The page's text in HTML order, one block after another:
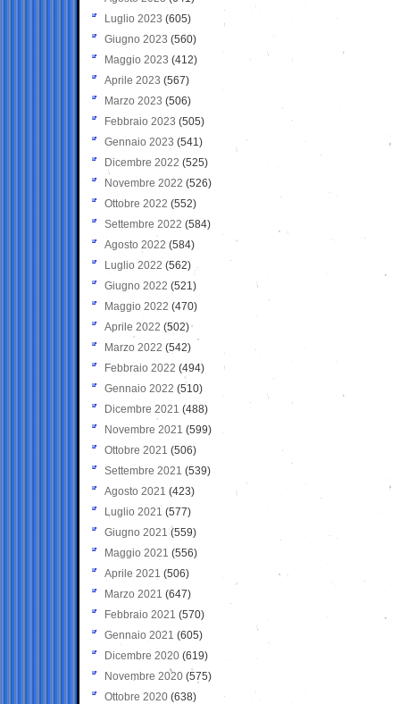
Luglio 2023 (605)
Giugno 2023 (560)
Maggio 2023 (412)
Aprile 2023 (567)
Marzo 2023 (506)
Febbraio 2023 (505)
Gennaio 2023 (541)
Dicembre 2022 (525)
Novembre 2022 (526)
Ottobre 2022 (552)
Settembre 2022 (584)
Agosto 2022 (584)
Luglio 2022 (562)
Giugno 2022 (521)
Maggio 2022 (470)
Aprile 2022 (502)
Marzo 2022 (542)
Febbraio 2022 (494)
Gennaio 2022 (510)
Dicembre 2021 (488)
Novembre 2021 (599)
Ottobre 2021 (506)
Settembre 2021 (539)
Agosto 2021 (423)
Luglio 2021 (577)
Giugno 2021(559)
Maggio 2021 (556)
Aprile 2021 (506)
Marzo 2021 (647)
Febbraio 2021 (570)
Gennaio 2021 (605)
Dicembre 2020 (619)
Novembre 2020 (575)
Ottobre 2020 (638)